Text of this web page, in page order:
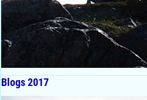
Blogs 2017